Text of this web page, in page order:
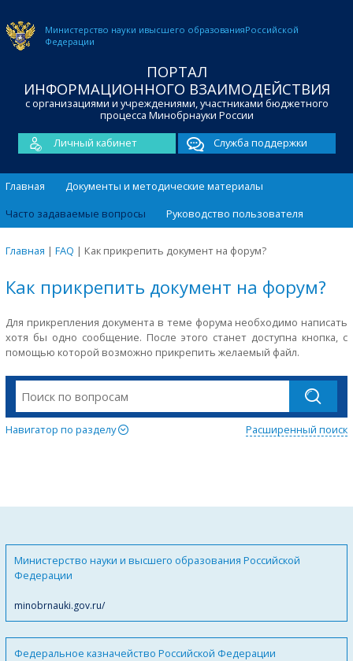
Министерство науки ивысшего образованияРоссийской
Федерации
ПОРТАЛ
ИНФОРМАЦИОННОГО ВЗАИМОДЕЙСТВИЯ
с организациями и учреждениями, участниками бюджетного
процесса Минобрнауки России
Личный кабинет
Служба поддержки
Главная
Документы и методические материалы
Часто задаваемые вопросы
Руководство пользователя
Главная | FAQ | Как прикрепить документ на форум?
Как прикрепить документ на форум?
Для прикрепления документа в теме форума необходимо написать
хотя бы одно сообщение. После этого станет доступна кнопка, с
помощью которой возможно прикрепить желаемый файл.
Навигатор по разделу Расширенный поиск
Министерство науки и высшего образования Российской
Федерации
minobrnauki.gov.ru/
Федеральное казначейство Российской Федерации